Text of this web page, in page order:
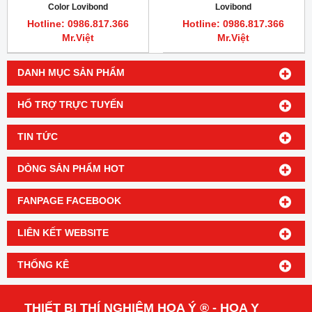
DANH MỤC SẢN PHẨM
HỔ TRỢ TRỰC TUYẾN
TIN TỨC
DÒNG SẢN PHẨM HOT
FANPAGE FACEBOOK
LIÊN KẾT WEBSITE
THỐNG KÊ
Color Lovibond
Hotline: 0986.817.366
Mr.Việt
Lovibond
Hotline: 0986.817.366
Mr.Việt
THIẾT BỊ THÍ NGHIỆM HOA Ý ® - HOA Y